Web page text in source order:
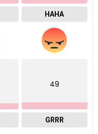
HAHA
49
GRRR